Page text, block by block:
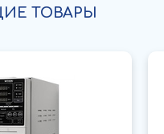
ТОВАРЫ